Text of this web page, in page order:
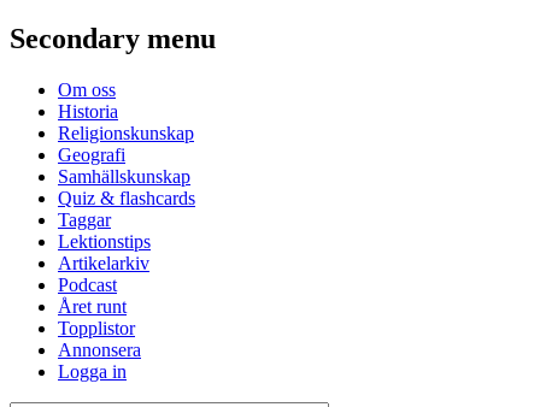
Secondary menu
Om oss
Historia
Religionskunskap
Geografi
Samhällskunskap
Quiz & flashcards
Taggar
Lektionstips
Artikelarkiv
Podcast
Året runt
Topplistor
Annonsera
Logga in